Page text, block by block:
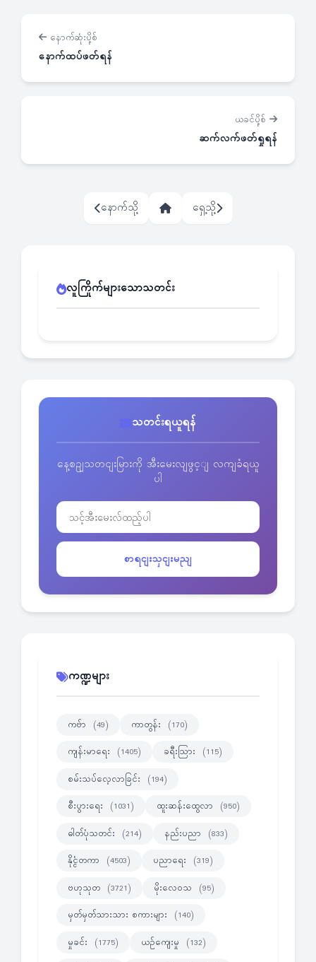
နောက်ဆုံးပို့စ်
နောက်ထပ်ဖတ်ရန်
ယခင်ပို့စ်
ဆက်လက်ဖတ်ရှုရန်
နောက်သို့ ရှေ့သို့
လူကြိုက်များသောသတင်း
သတင်းရယူရန်
နေ့စဥျသတငျးမြားကို အီးမေးလျဖွင့ျ လကျခံရယူ
ပါ
စာရငျးသှငျးမညျ
ကဏ္ဍများ
ကဗ်ာ (49) ကာတွန်း (170)
ကျန်းမာရေး (1405) ခရီးသြား (115)
စမ်းသပ်လေ့လာခြင်း (194)
စီးပွားရေး (1031) ထူးဆန်းထွေလာ (950)
ဓါတ်ပုံသတင်း (214) နည်းပညာ (833)
နိုင္ငံတကာ (4503) ပညာရေး (319)
ဗဟုသုတ (3721) မိုးလေဝသ (95)
မှတ်မှတ်သားသား စကားများ (140)
မှုခင်း (1775) ယဉ်ကျေးမှု (132)